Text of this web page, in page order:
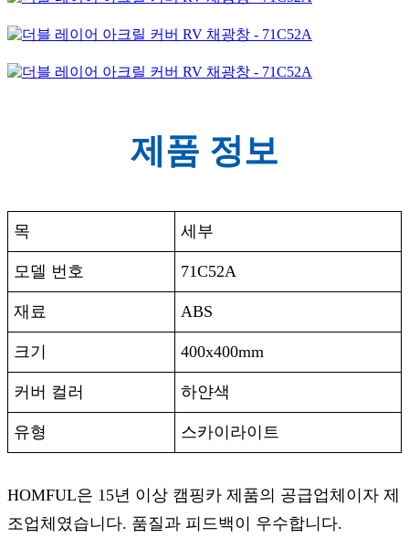
제품 정보
목 세부
모델 번호 71C52A
재료 ABS
크기 400x400mm
커버 컬러 하얀색
유형 스카이라이트
HOMFUL은 15년 이상 캠핑카 제품의 공급업체이자 제
조업체였습니다. 품질과 피드백이 우수합니다.